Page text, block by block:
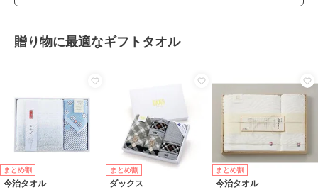
贈り物に最適なギフトタオル
まとめ割
今治タオル
まとめ割
ダックス
まとめ割
今治タオル